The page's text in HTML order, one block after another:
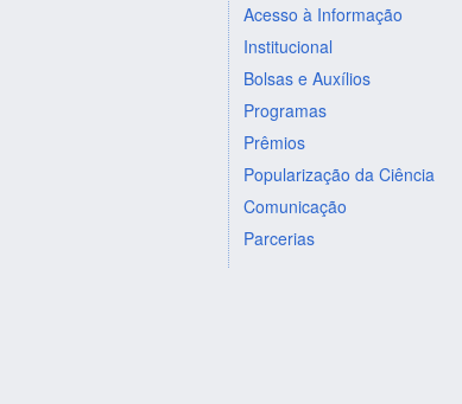
Acesso à Informação
Institucional
Bolsas e Auxílios
Programas
Prêmios
Popularização da Ciência
Comunicação
Parcerias